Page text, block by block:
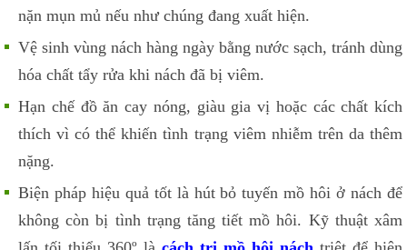
nặn mụn mủ nếu như chúng đang xuất hiện.
Vệ sinh vùng nách hàng ngày bằng nước sạch, tránh dùng
hóa chất tẩy rửa khi nách đã bị viêm.
Hạn chế đồ ăn cay nóng, giàu gia vị hoặc các chất kích
thích vì có thể khiến tình trạng viêm nhiễm trên da thêm
nặng.
Biện pháp hiệu quả tốt là hút bỏ tuyến mồ hôi ở nách để
không còn bị tình trạng tăng tiết mồ hôi. Kỹ thuật xâm